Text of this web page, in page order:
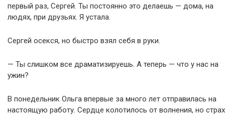
первый раз, Сергей. Ты постоянно это делаешь — дома, на
людях, при друзьях. Я устала.
Сергей осекся, но быстро взял себя в руки.
— Ты слишком все драматизируешь. А теперь — что у нас на
ужин?
В понедельник Ольга впервые за много лет отправилась на
настоящую работу. Сердце колотилось от волнения, но страх